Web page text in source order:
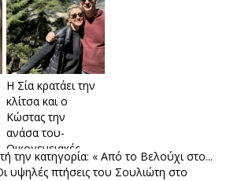
Η Σία κρατάει την
κλίτσα και ο
Κώστας την
ανάσα του-
Οικογενειακές
στιγμές στα ψηλά!
την κατηγορία: « Από το Βελούχι στο...
υψηλές πτήσεις του Σουλιώτη στο